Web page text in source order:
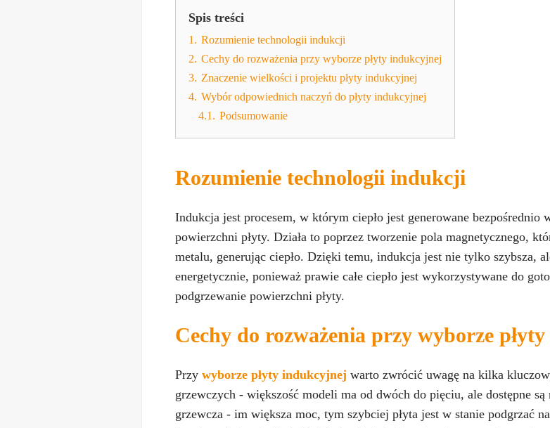
Spis treści
1. Rozumienie technologii indukcji
2. Cechy do rozważenia przy wyborze płyty indukcyjnej
3. Znaczenie wielkości i projektu płyty indukcyjnej
4. Wybór odpowiednich naczyń do płyty indukcyjnej
4.1. Podsumowanie
Rozumienie technologii indukcji
Indukcja jest procesem, w którym ciepło jest generowane bezpośrednio
powierzchni płyty. Działa to poprzez tworzenie pola magnetycznego,
metalu, generując ciepło. Dzięki temu, indukcja jest nie tylko szybsza,
energetycznie, ponieważ prawie całe ciepło jest wykorzystywane do
podgrzewanie powierzchni płyty.
Cechy do rozważenia przy wyborze
Przy wyborze płyty indukcyjnej warto zwrócić uwagę na kilka
grzewczych - większość modeli ma od dwóch do pięciu, ale dostępne
grzewcza - im większa moc, tym szybciej płyta jest w stanie podgrzać